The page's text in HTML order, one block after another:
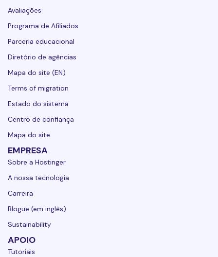
Avaliações
Programa de Afiliados
Parceria educacional
Diretório de agências
Mapa do site (EN)
Terms of migration
Estado do sistema
Centro de confiança
Mapa do site
EMPRESA
Sobre a Hostinger
A nossa tecnologia
Carreira
Blogue (em inglês)
Sustainability
APOIO
Tutoriais